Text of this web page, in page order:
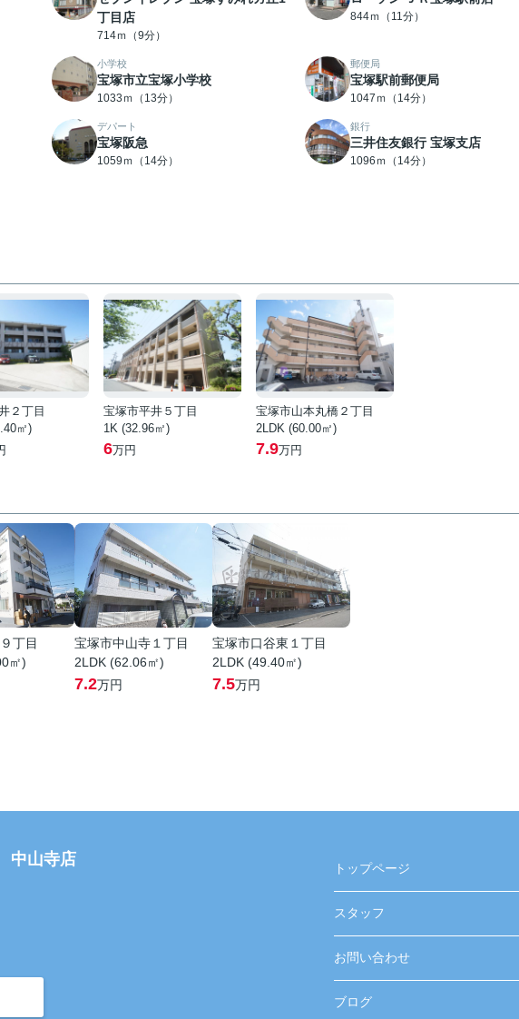
丁目店
714ｍ（9分）
844ｍ（11分）
小学校
宝塚市立宝塚小学校
1033ｍ（13分）
郵便局
宝塚駅前郵便局
1047ｍ（14分）
デパート
宝塚阪急
1059ｍ（14分）
銀行
三井住友銀行 宝塚支店
1096ｍ（14分）
２丁目
㎡)
宝塚市平井５丁目
1K (32.96㎡)
6万円
宝塚市山本丸橋２丁目
2LDK (60.00㎡)
7.9万円
丁目
㎡)
宝塚市中山寺１丁目
2LDK (62.06㎡)
7.2万円
宝塚市口谷東１丁目
2LDK (49.40㎡)
7.5万円
中山寺店 トップページ
スタッフ
お問い合わせ
ブログ